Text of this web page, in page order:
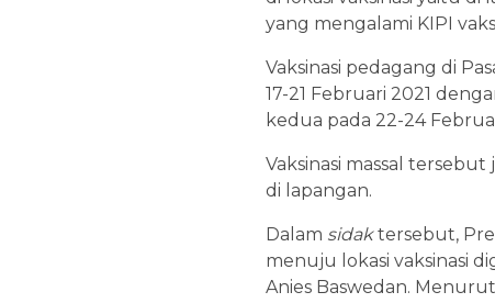
yang mengalami KIPI
Vaksinasi pedagang di
17-21 Februari 2021
kedua pada 22-24
Vaksinasi massal
di lapangan.
Dalam sidaktersebut,
menuju lokasi vaksinasi
Anies Baswedan.